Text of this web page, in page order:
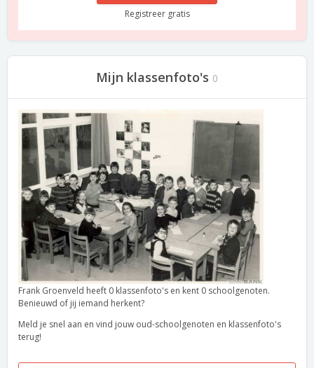
Registreer gratis
Mijn klassenfoto's 0
Frank Groenveld heeft 0 klassenfoto's en kent 0 schoolgenoten.
Benieuwd of jij iemand herkent?
Meld je snel aan en vind jouw oud-schoolgenoten en klassenfoto's
terug!